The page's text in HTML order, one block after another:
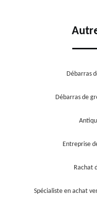
Débarras
Débarras de
Entreprise
Rachat
Spécialiste en achat